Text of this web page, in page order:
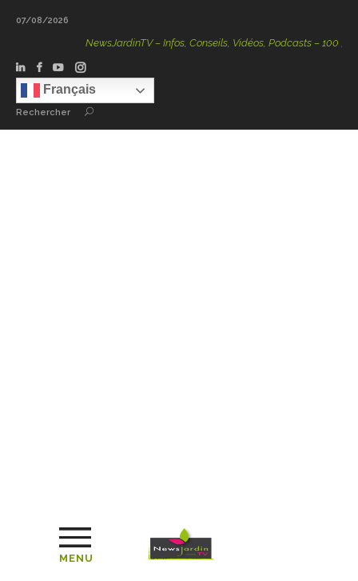
07/08/2026
NewsJardinTV – Infos, Conseils, Vidéos, Podcasts – 100 %
Français
Rechercher
MENU